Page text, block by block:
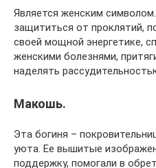
Является женским
защититься от проклятий,
своей мощной энергетике,
женскими болезнями,
наделять
Макошь.
Эта богиня –
уюта. Ее вышитые
поддержку, помогали в